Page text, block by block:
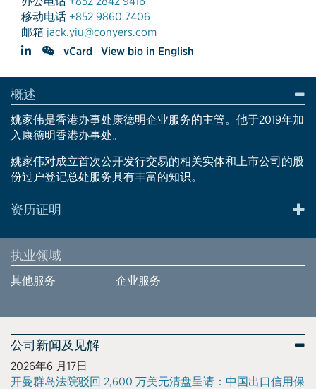
移动电话 +852 9860 7406
邮箱 jack.yiu@conyers.com
vCard
View bio in English
概述
姚家伟是香港办事处康德明企业服务的主管。他于2019年加
入康德明香港办事处。
姚家伟对成立首次公开发行交易的相关实体和上市公司的股
份过户登记总处服务具有丰富的知识。
资历证明
执业领域
其他服务 企业服务
公司新闻及见解
2026年6 月17日
开曼群岛法院驳回 2,600 万美元清盘呈请：中国出口信用保